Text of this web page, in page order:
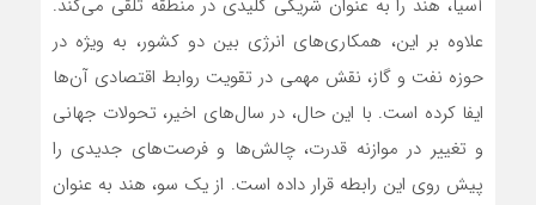
آسیا، هند را به عنوان شریکی کلیدی در منطقه تلقی می‌کند.
علاوه بر این، همکاری‌های انرژی بین دو کشور، به ویژه در
حوزه نفت و گاز، نقش مهمی در تقویت روابط اقتصادی آن‌ها
ایفا کرده است. با این حال، در سال‌های اخیر، تحولات جهانی
و تغییر در موازنه قدرت، چالش‌ها و فرصت‌های جدیدی را
پیش روی این رابطه قرار داده است. از یک سو، هند به عنوان